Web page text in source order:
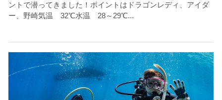
ントで潜ってきました！ポイントはドラゴンレディ、アイダ
ー、野崎気温 32℃水温 28～29℃...